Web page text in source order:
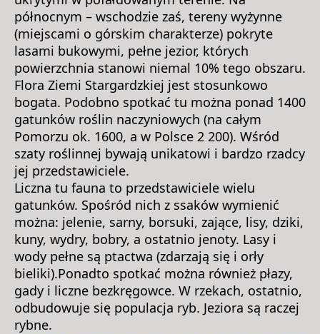
północnym – wschodzie zaś, tereny wyżynne
(miejscami o górskim charakterze) pokryte
lasami bukowymi, pełne jezior, których
powierzchnia stanowi niemal 10% tego obszaru.
Flora Ziemi Stargardzkiej jest stosunkowo
bogata. Podobno spotkać tu można ponad 1400
gatunków roślin naczyniowych (na całym
Pomorzu ok. 1600, a w Polsce 2 200). Wśród
szaty roślinnej bywają unikatowi i bardzo rzadcy
jej przedstawiciele.
Liczna tu fauna to przedstawiciele wielu
gatunków. Spośród nich z ssaków wymienić
można: jelenie, sarny, borsuki, zające, lisy, dziki,
kuny, wydry, bobry, a ostatnio jenoty. Lasy i
wody pełne są ptactwa (zdarzają się i orły
bieliki).Ponadto spotkać można również płazy,
gady i liczne bezkręgowce. W rzekach, ostatnio,
odbudowuje się populacja ryb. Jeziora są raczej
rybne.